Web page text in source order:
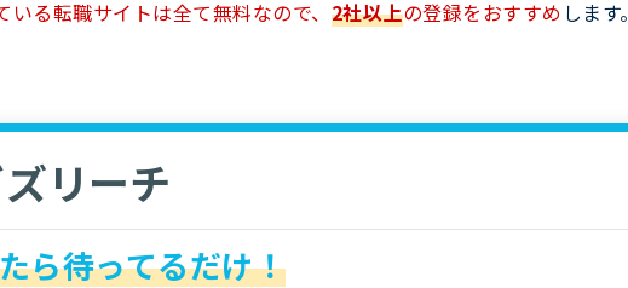
いる転職サイトは全て無料なので、 2社以上の登録をおすすめ します。
リーチ
ら待ってるだけ！